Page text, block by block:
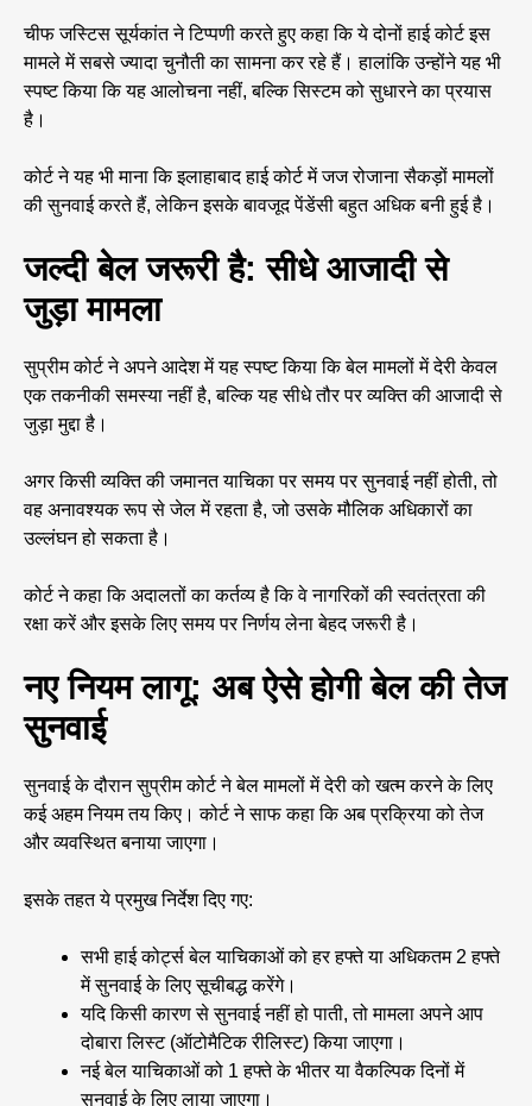
चीफ जस्टिस सूर्यकांत ने टिप्पणी करते हुए कहा कि ये दोनों हाई कोर्ट इस
मामले में सबसे ज्यादा चुनौती का सामना कर रहे हैं। हालांकि उन्होंने यह भी
स्पष्ट किया कि यह आलोचना नहीं, बल्कि सिस्टम को सुधारने का प्रयास
है।
कोर्ट ने यह भी माना कि इलाहाबाद हाई कोर्ट में जज रोजाना सैकड़ों मामलों
की सुनवाई करते हैं, लेकिन इसके बावजूद पेंडेंसी बहुत अधिक बनी हुई है।
जल्दी बेलजरूरी है: सीधे आजादी से
जुड़ा मामला
सुप्रीम कोर्ट ने अपने आदेश में यह स्पष्ट किया कि बेल मामलों में देरी केवल
एक तकनीकी समस्या नहीं है, बल्कि यह सीधे तौर पर व्यक्ति की आजादी से
जुड़ा मुद्दा है।
अगर किसी व्यक्ति की जमानत याचिका पर समय पर सुनवाई नहीं होती, तो
वह अनावश्यक रूप से जेल में रहता है, जो उसके मौलिक अधिकारों का
उल्लंघन हो सकता है।
कोर्ट ने कहा कि अदालतों का कर्तव्य है कि वे नागरिकों की स्वतंत्रता की
रक्षा करें और इसके लिए समय पर निर्णय लेना बेहद जरूरी है।
नए नियम लागू: अब ऐसे होगी बेल की तेज
सुनवाई
सुनवाई के दौरान सुप्रीम कोर्ट ने बेल मामलों में देरी को खत्म करने के लिए
कई अहम नियम तय किए। कोर्ट ने साफ कहा कि अब प्रक्रिया को तेज
और व्यवस्थित बनाया जाएगा।
इसके तहत ये प्रमुख निर्देश दिए गए:
सभी हाई कोर्ट्स बेल याचिकाओं को हर हफ्ते या अधिकतम 2 हफ्ते
में सुनवाई के लिए सूचीबद्ध करेंगे।
यदि किसी कारण से सुनवाई नहीं हो पाती, तो मामला अपने आप
दोबारा लिस्ट (ऑटोमैटिक रीलिस्ट) किया जाएगा।
नई बेल याचिकाओं को 1 हफ्ते के भीतर या वैकल्पिक दिनों में
सुनवाई के लिए लाया जाएगा।